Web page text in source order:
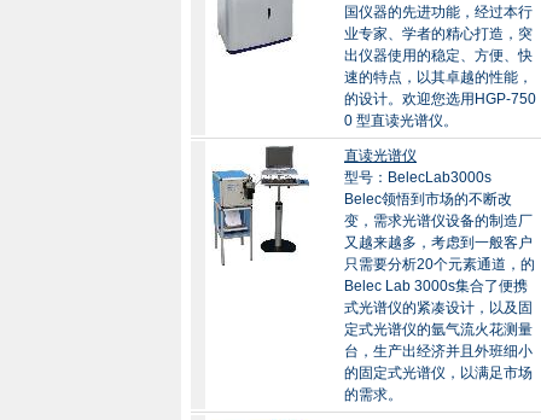
国仪器的先进功能，经过本行
业专家、学者的精心打造，突
出仪器使用的稳定、方便、快
速的特点，以其卓越的性能，
的设计。欢迎您选用HGP-750
0 型直读光谱仪。
直读光谱仪
型号：BelecLab3000s
Belec领悟到市场的不断改
变，需求光谱仪设备的制造厂
又越来越多，考虑到一般客户
只需要分析20个元素通道，的
Belec Lab 3000s集合了便携
式光谱仪的紧凑设计，以及固
定式光谱仪的氩气流火花测量
台，生产出经济并且外班细小
的固定式光谱仪，以满足市场
的需求。